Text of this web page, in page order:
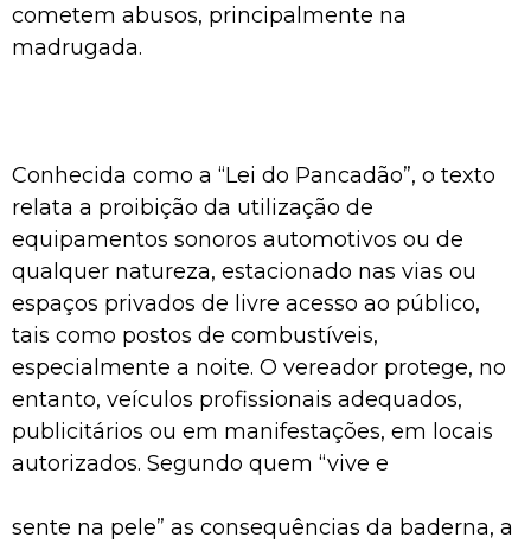
cometem abusos, principalmente na
madrugada.
Conhecida como a “Lei do Pancadão”, o texto
relata a proibição da utilização de
equipamentos sonoros automotivos ou de
qualquer natureza, estacionado nas vias ou
espaços privados de livre acesso ao público,
tais como postos de combustíveis,
especialmente a noite. O vereador protege, no
entanto, veículos profissionais adequados,
publicitários ou em manifestações, em locais
autorizados. Segundo quem “vive e
sente na pele” as consequências da baderna, a